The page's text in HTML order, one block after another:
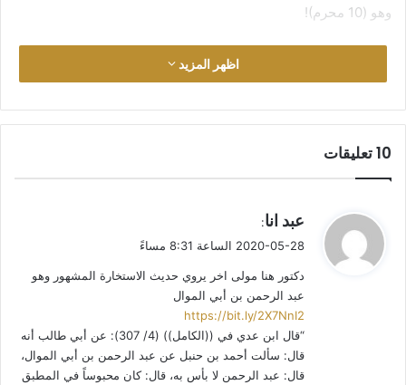
وهو (10 محرم)!
قال عنه الذهبي (السير:6/226-249): الإمام، شيخ الإسلام، شيخ
المقرئين والمحدثين، أبومحمد الأسدي، الكاهلي مولاهم، الكوفي،
وارجع في فارسية أصله إلى (تهذيب الكمال:12/87) أيضاً.
نقاش. والذهبي يذكرني – في توزيع فاخم الألقاب على المشاهير –
برجل مختص بالأنساب يخرج على التلفاز، يحفظ (كليشة) ثناء ما
سئل عن عشيرة أو شخص إلا وأضفاها عليه!
وجاء بين ثنايا ذلك الثناء الباذخ أن الرجل مع إمامته كان مدلساً. وذكر
عن أحمد بن عبد الله العجلي قوله بعد ثنائه عليه: وكان عسراً، سيئ
الخلق، وفيه تشيع. وقول أحمد بن حنبل: منصور أثبت أهل الكوفة،
ففي حديث الأعمش اضطراب كثير!
اظهر المزيد
‫10 تعليقات
ي
ل
عبد انا:
2020-05-28 الساعة 8:31 مساءً
دكتور هنا مولى اخر يروي حديث الاستخارة المشهور وهو
عبد الرحمن بن أبي الموال
https://bit.ly/2X7NnI2
“قال ابن عدي في ((الكامل)) (4/ 307): عن أبي طالب أنه
قال: سألت أحمد بن حنبل عن عبد الرحمن بن أبي الموال،
قال: عبد الرحمن لا بأس به، قال: كان محبوساً في المطبق